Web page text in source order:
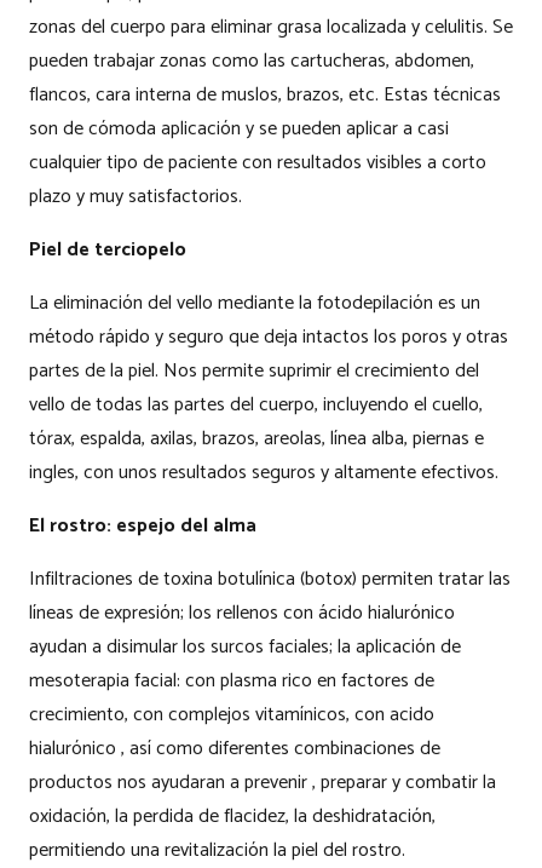
zonas del cuerpo para eliminar grasa localizada y celulitis. Se
pueden trabajar zonas como las cartucheras, abdomen,
flancos, cara interna de muslos, brazos, etc. Estas técnicas
son de cómoda aplicación y se pueden aplicar a casi
cualquier tipo de paciente con resultados visibles a corto
plazo y muy satisfactorios.
Piel de terciopelo
La eliminación del vello mediante la fotodepilación es un
método rápido y seguro que deja intactos los poros y otras
partes de la piel. Nos permite suprimir el crecimiento del
vello de todas las partes del cuerpo, incluyendo el cuello,
tórax, espalda, axilas, brazos, areolas, línea alba, piernas e
ingles, con unos resultados seguros y altamente efectivos.
El rostro: espejo del alma
Infiltraciones de toxina botulínica (botox) permiten tratar las
líneas de expresión; los rellenos con ácido hialurónico
ayudan a disimular los surcos faciales; la aplicación de
mesoterapia facial: con plasma rico en factores de
crecimiento, con complejos vitamínicos, con acido
hialurónico , así como diferentes combinaciones de
productos nos ayudaran a prevenir , preparar y combatir la
oxidación, la perdida de flacidez, la deshidratación,
permitiendo una revitalización la piel del rostro.